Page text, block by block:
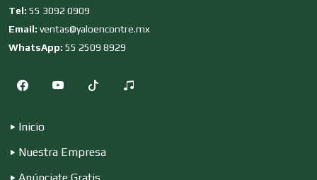
Tel: 55 3092 0909
Email: ventas@yaloencontre.mx
WhatsApp: 55 2509 8929
Inicio
Nuestra Empresa
Anúnciate Gratis